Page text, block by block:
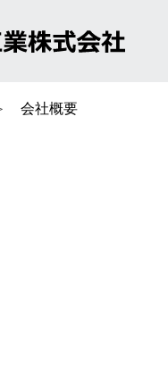
会社概要